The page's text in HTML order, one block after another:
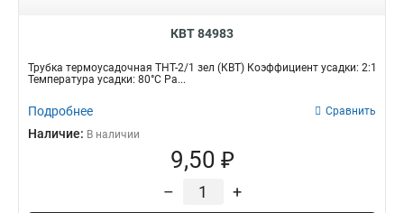
КВТ 84983
Трубка термоусадочная ТНТ-2/1 зел (КВТ) Коэффициент усадки: 2:1
Температура усадки: 80°С Ра...
Подробнее Сравнить
Наличие: В наличии
9,50 ₽
– +